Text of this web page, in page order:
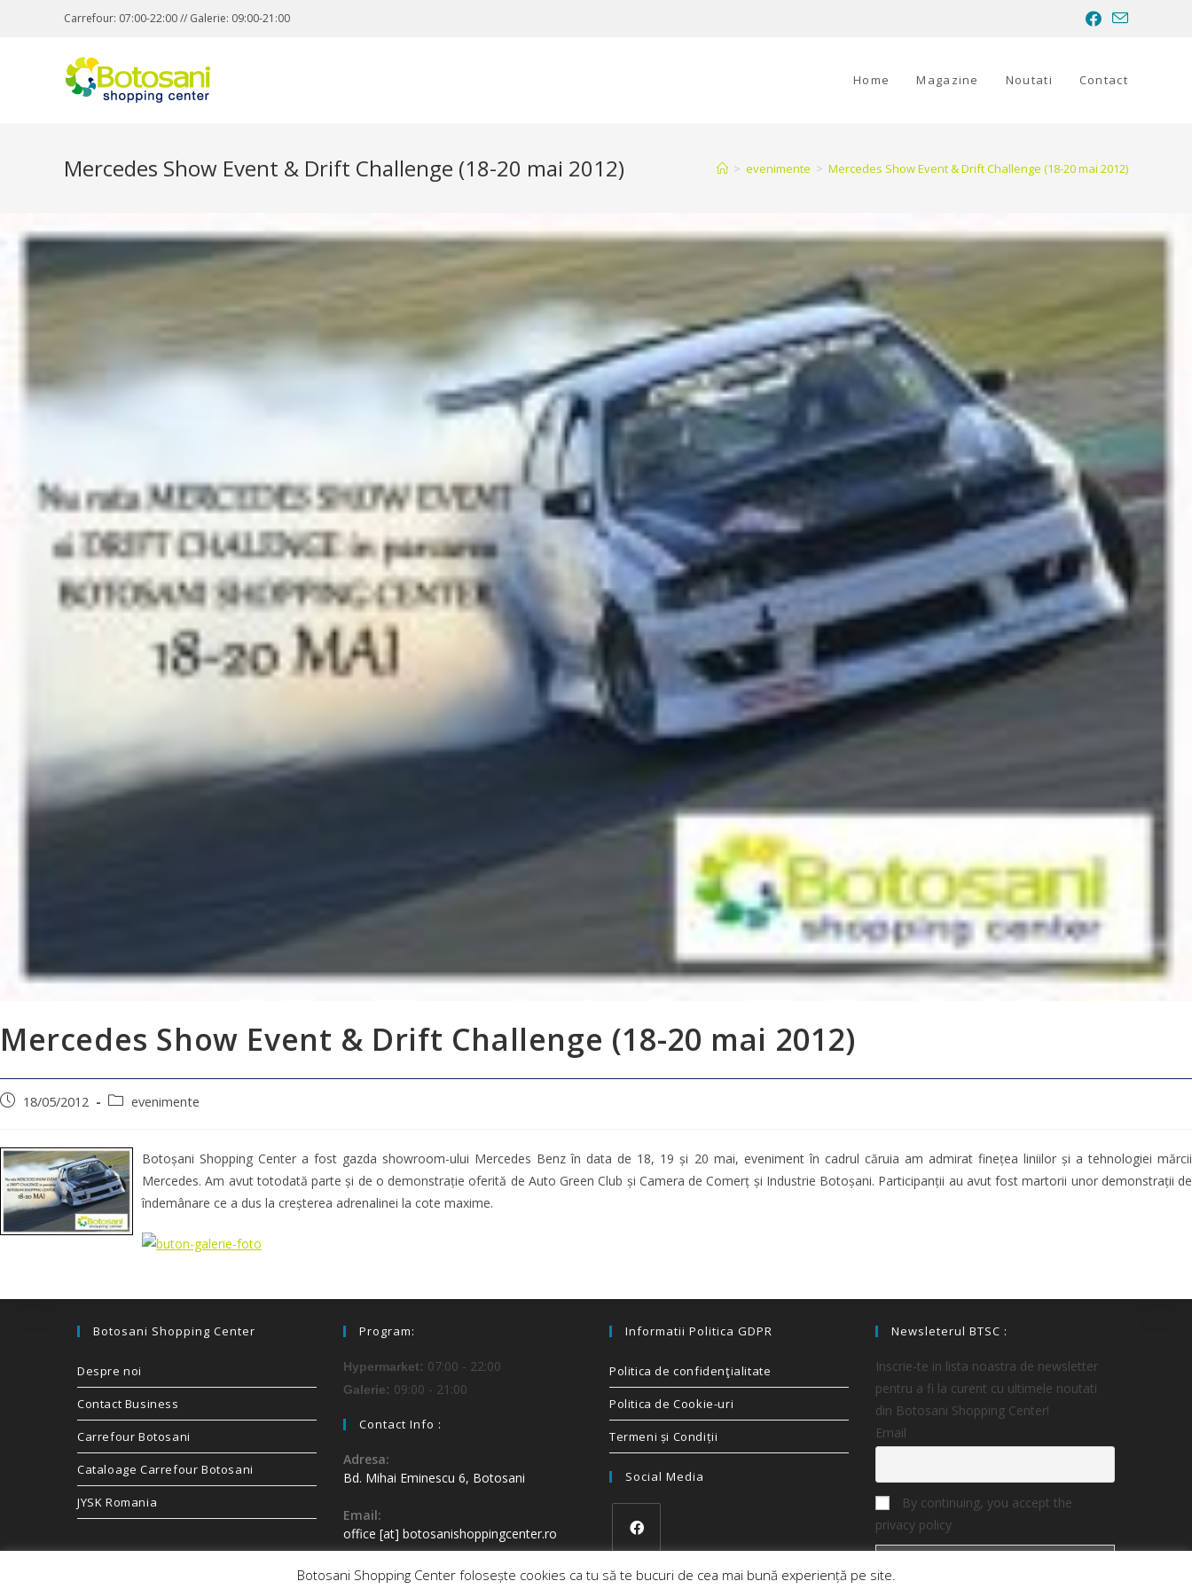
Carrefour: 07:00-22:00 // Galerie: 09:00-21:00
Home Magazine Noutati Contact
Mercedes Show Event & Drift Challenge (18-20 mai 2012) > evenimente > Mercedes Show Event & Drift Challenge (18-20 mai 2012)
Mercedes Show Event & Drift Challenge (18-20 mai 2012)
18/05/2012 evenimente
Botoșani Shopping Center a fost gazda showroom-ului Mercedes Benz în data de 18, 19 și 20 mai, eveniment în cadrul căruia am admirat finețea liniilor și a tehnologiei mărcii
Mercedes. Am avut totodată parte și de o demonstrație oferită de Auto Green Club și Camera de Comerț și Industrie Botoșani. Participanții au avut fost martorii unor demonstrații de
îndemânare ce a dus la creșterea adrenalinei la cote maxime.
Botosani Shopping Center
Despre noi
Contact Business
Carrefour Botosani
Cataloage Carrefour Botosani
JYSK Romania
Program:
Hypermarket: 07:00 - 22:00
Galerie: 09:00 - 21:00
Contact Info :
Adresa:
Bd. Mihai Eminescu 6, Botosani
Email:
office [at] botosanishoppingcenter.ro
Informatii Politica GDPR
Politica de confidenţialitate
Politica de Cookie-uri
Termeni și Condiții
Social Media
Newsleterul BTSC :
Inscrie-te in lista noastra de newsletter
pentru a fi la curent cu ultimele noutati
din Botosani Shopping Center!
Email
By continuing, you accept the
privacy policy
Botosani Shopping Center folosește cookies ca tu să te bucuri de cea mai bună experiență pe site.